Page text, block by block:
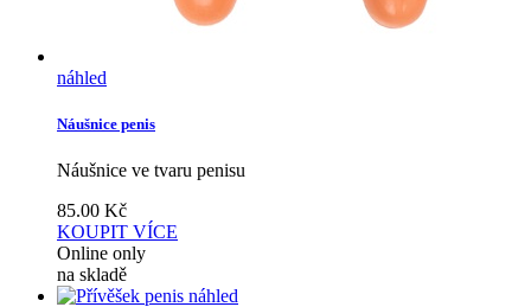
náhled
Náušnice penis
Náušnice ve tvaru penisu
85.00 Kč
KOUPIT VÍCE
Online only
na skladě
náhled